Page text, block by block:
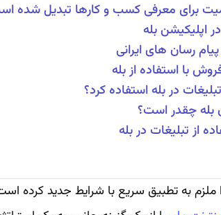
برای معرفی کسب و کارها تبدیل شده
اپلیکیشن بله
رسان های ایرانی
با استفاده از بله
در بله استفاده کرد؟
بله چقدر است؟
از تبلیغات در بله
ملزم به تطبیق سریع با شرایط جدید